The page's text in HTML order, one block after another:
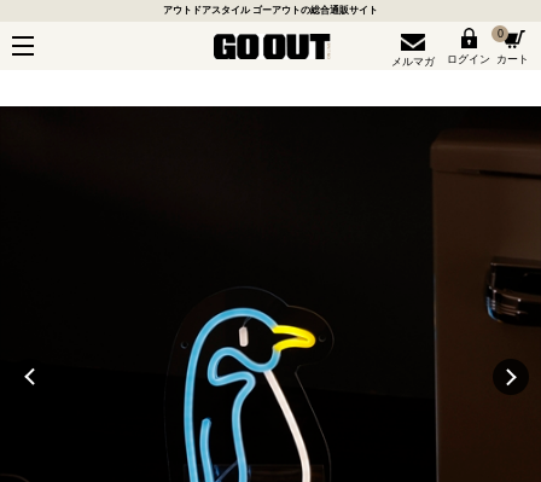
アウトドアスタイル ゴーアウトの総合通販サイト
メルマガ ログイン
0
カート